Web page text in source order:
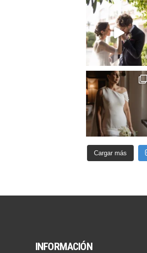
Cargar más
INFORMACIÓN